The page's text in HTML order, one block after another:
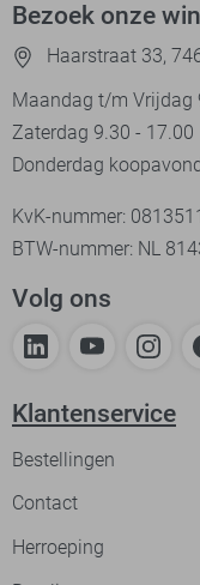
Bezoek onze
Haarstraat 33,
Maandag t/m Vrijdag
Zaterdag 9.30 - 17.00
Donderdag
KvK-nummer:
BTW-nummer: NL
Volg ons
Klantenservice
Bestellingen
Contact
Herroeping